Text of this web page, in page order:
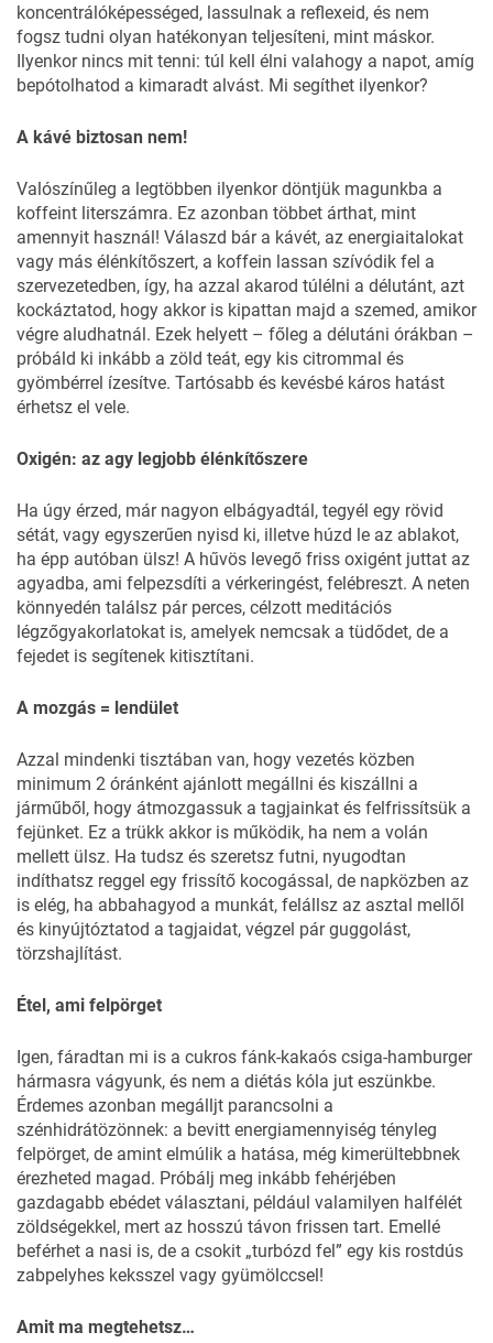
koncentrálóképességed, lassulnak a reflexeid, és nem
fogsz tudni olyan hatékonyan teljesíteni, mint máskor.
Ilyenkor nincs mit tenni: túl kell élni valahogy a napot, amíg
bepótolhatod a kimaradt alvást. Mi segíthet ilyenkor?
A kávé biztosan nem!
Valószínűleg a legtöbben ilyenkor döntjük magunkba a
koffeint literszámra. Ez azonban többet árthat, mint
amennyit használ! Válaszd bár a kávét, az energiaitalokat
vagy más élénkítőszert, a koffein lassan szívódik fel a
szervezetedben, így, ha azzal akarod túlélni a délutánt, azt
kockáztatod, hogy akkor is kipattan majd a szemed, amikor
végre aludhatnál. Ezek helyett – főleg a délutáni órákban –
próbáld ki inkább a zöld teát, egy kis citrommal és
gyömbérrel ízesítve. Tartósabb és kevésbé káros hatást
érhetsz el vele.
Oxigén: az agy legjobb élénkítőszere
Ha úgy érzed, már nagyon elbágyadtál, tegyél egy rövid
sétát, vagy egyszerűen nyisd ki, illetve húzd le az ablakot,
ha épp autóban ülsz! A hűvös levegő friss oxigént juttat az
agyadba, ami felpezsdíti a vérkeringést, felébreszt. A neten
könnyedén találsz pár perces, célzott meditációs
légzőgyakorlatokat is, amelyek nemcsak a tüdődet, de a
fejedet is segítenek kitisztítani.
A mozgás = lendület
Azzal mindenki tisztában van, hogy vezetés közben
minimum 2 óránként ajánlott megállni és kiszállni a
járműből, hogy átmozgassuk a tagjainkat és felfrissítsük a
fejünket. Ez a trükk akkor is működik, ha nem a volán
mellett ülsz. Ha tudsz és szeretsz futni, nyugodtan
indíthatsz reggel egy frissítő kocogással, de napközben az
is elég, ha abbahagyod a munkát, felállsz az asztal mellől
és kinyújtóztatod a tagjaidat, végzel pár guggolást,
törzshajlítást.
Étel, ami felpörget
Igen, fáradtan mi is a cukros fánk-kakaós csiga-hamburger
hármasra vágyunk, és nem a diétás kóla jut eszünkbe.
Érdemes azonban megálljt parancsolni a
szénhidrátözönnek: a bevitt energiamennyiség tényleg
felpörget, de amint elmúlik a hatása, még kimerültebbnek
érezheted magad. Próbálj meg inkább fehérjében
gazdagabb ebédet választani, például valamilyen halfélét
zöldségekkel, mert az hosszú távon frissen tart. Emellé
beférhet a nasi is, de a csokit „turbózd fel” egy kis rostdús
zabpelyhes keksszel vagy gyümölccsel!
Amit ma megtehetsz…